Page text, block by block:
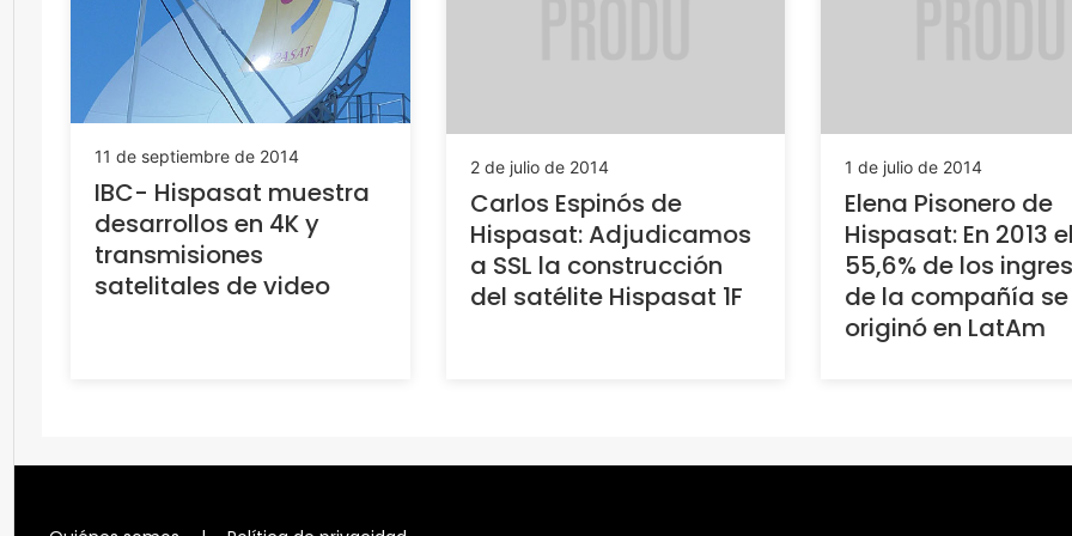
11 de septiembre de 2014
IBC- Hispasat muestra
desarrollos en 4K y
transmisiones
satelitales de video
2 de julio de 2014
Carlos Espinós de
Hispasat: Adjudicamos
a SSL la construcción
del satélite Hispasat 1F
1 de julio de 2014
Elena Pisonero de
Hispasat: En 2013 el
55,6% de los
de la compañía se
originó en LatAm